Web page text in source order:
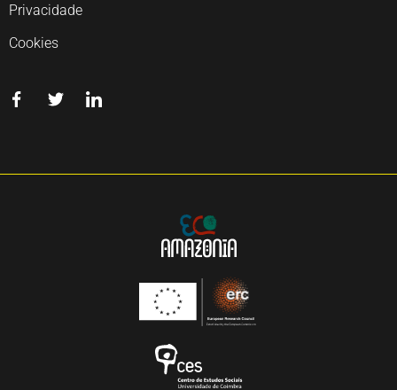
Privacidade
Cookies